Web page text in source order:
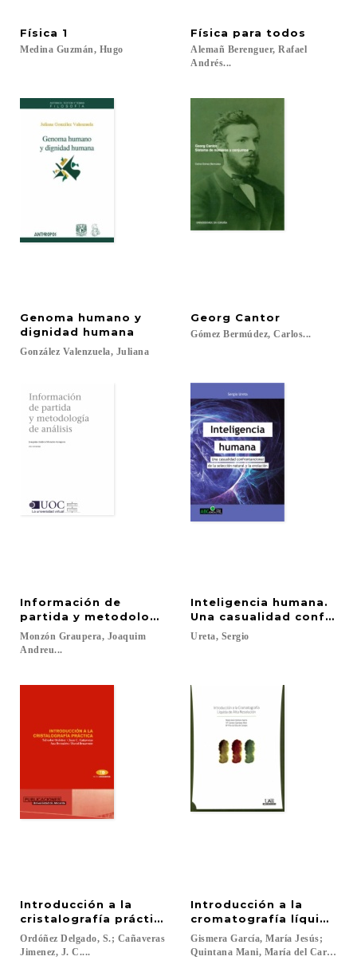
Física 1
Medina Guzmán, Hugo
Física para todos
Alemañ Berenguer, Rafael
Andrés...
Genoma humano y
dignidad humana
González Valenzuela, Juliana
Georg Cantor
Gómez Bermúdez, Carlos...
Información de
partida y metodología de análisis
Monzón Graupera, Joaquim
Andreu...
Inteligencia humana.
Una casualidad
Ureta, Sergio
Introducción a la
cristalografía práctica
Ordóñez Delgado, S.; Cañaveras
Jimenez, J. C....
Introducción a la
cromatografía líquida
Gismera García, María Jesús;
Quintana Mani, María del Carmen;